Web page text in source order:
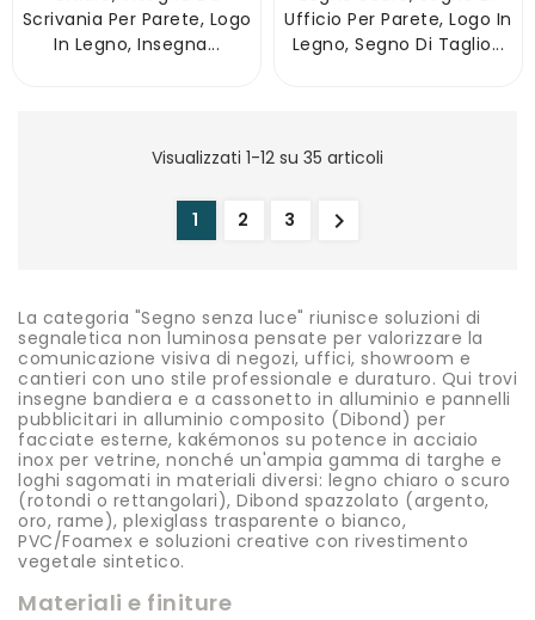
Scrivania Per Parete, Logo
In Legno, Insegna...
Ufficio Per Parete, Logo In
Legno, Segno Di Taglio...
Visualizzati 1-12 su 35 articoli
1 2 3 
La categoria "Segno senza luce" riunisce soluzioni di
segnaletica non luminosa pensate per valorizzare la
comunicazione visiva di negozi, uffici, showroom e
cantieri con uno stile professionale e duraturo. Qui trovi
insegne bandiera e a cassonetto in alluminio e pannelli
pubblicitari in alluminio composito (Dibond) per
facciate esterne, kakémonos su potence in acciaio
inox per vetrine, nonché un'ampia gamma di targhe e
loghi sagomati in materiali diversi: legno chiaro o scuro
(rotondi o rettangolari), Dibond spazzolato (argento,
oro, rame), plexiglass trasparente o bianco,
PVC/Foamex e soluzioni creative con rivestimento
vegetale sintetico.
Materiali e finiture